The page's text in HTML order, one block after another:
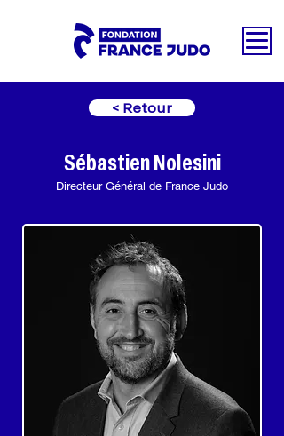
< Retour
Sébastien Nolesini
Directeur Général de France Judo